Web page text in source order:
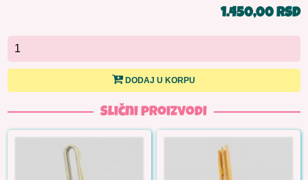
1.450,00 RSD
DODAJ U KORPU
Slični proizvodi